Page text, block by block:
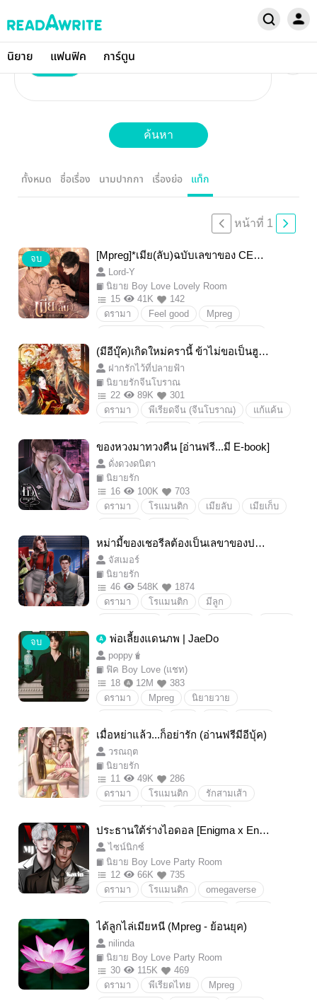
นิยาย แฟนฟิค การ์ตูน
ดรามา ×
ค้นหา
ทั้งหมด ชื่อเรื่อง นามปากกา เรื่องย่อ แท็ก
หน้าที่ 1
จบ
[Mpreg]*เมีย(ลับ)ฉบับเลขาของ CEO
จอมบงการ
Lord-Y
นิยาย Boy Love Lovely Room
15
41K
142
ดรามา
Feel good
Mpreg
ตลก
น่ารัก หวาน
เมียลับ
นายบำเรอ
เมียเก็บ
เคะอ่อนแอ
เมียจ้าง
(มีอีบุ๊ค)เกิดใหม่ครานี้ ข้าไม่ขอเป็นฮูห
ยินผู้แสนดีอีกต่อไป
ฝากรักไว้ที่ปลายฟ้า
นิยายรักจีนโบราณ
22
89K
301
ดรามา
พีเรียดจีน (จีนโบราณ)
แก้แค้น
จีนโบราณ
ย้อนยุค
นิยายจีนโบราณ
นิยายจีนย้อนยุค
นิยายนางเอกย้อนเวลา
ตัวร้าย
นางเอกย้อนเวลา
นางเอกสวยมาก
รักทุกคน
ของหวงมาทวงคืน [อ่านฟรี...มี E-book]
ดั่งดวงดนิตา
นิยายรัก
16
100K
703
ดรามา
โรแมนติก เมียลับ
เมียเก็บ
พระเอกปากกับใจไม่ตรงกัน
พระเอกใจร้าย
ขี้หึง
ขี้หวง
พระเอกร้าย
หึงหวง
ดราม่า 18+
นิยายรัก
หม่ามี้ของเชอรีลต้องเป็นเลขาของปะป๊
าเท่านั้น! |มี Ebook
จัสเมอร์
นิยายรัก
46
548K
1874
ดรามา
โรแมนติก
มีลูก
คลั่งรัก
ถ่านไฟเก่า
จบ พ่อเลี้ยงแดนภพ | JaeDo
poppy🧋
ฟิค Boy Love (แชท)
18
12M
383
ดรามา
Mpreg
นิยายวาย
NCT
JaeDo JAEHYUN
Doyoung
แจโด
เมื่อหย่าแล้ว...ก็อย่ารัก (อ่านฟรีมีอีบุ้ค)
วรณฤต
นิยายรัก
11
49K
286
ดรามา
โรแมนติก
รักสามเส้า
นางเอกน่ารัก
นางเอกน่าสงสาร
นางเอกสวย
นางเอกแสนดี
ท้องแล้วหนี
จิกกัดหมอน
ง้อเมีย มีลูก
ตามเมีย
ประธานใต้ร่างไอดอล [Enigma x Enig
ma]ไซน์นิกซ์
นิยาย Boy Love Party Room
12
66K
735
ดรามา
โรแมนติก
omegaverse
Mpreg
ประธาน ไอดอล
ได้ลูกไล่เมียหนี (Mpreg - ย้อนยุค)
nilinda
นิยาย Boy Love Party Room
30
115K
469
ดรามา
พีเรียดไทย
Mpreg